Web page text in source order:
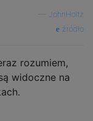
JohnHoltz
źródło
rozumiem,
widoczne na